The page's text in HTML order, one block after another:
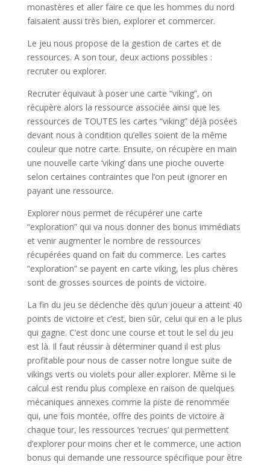
monastères et aller faire ce que les hommes du nord
faisaient aussi très bien, explorer et commercer.
Le jeu nous propose de la gestion de cartes et de
ressources. A son tour, deux actions possibles :
recruter ou explorer.
Recruter équivaut à poser une carte “viking”, on
récupère alors la ressource associée ainsi que les
ressources de TOUTES les cartes “viking” déjà posées
devant nous à condition qu’elles soient de la même
couleur que notre carte. Ensuite, on récupère en main
une nouvelle carte ‘viking’ dans une pioche ouverte
selon certaines contraintes que l’on peut ignorer en
payant une ressource.
Explorer nous permet de récupérer une carte
“exploration” qui va nous donner des bonus immédiats
et venir augmenter le nombre de ressources
récupérées quand on fait du commerce. Les cartes
“exploration” se payent en carte viking, les plus chères
sont de grosses sources de points de victoire.
La fin du jeu se déclenche dès qu’un joueur a atteint 40
points de victoire et c’est, bien sûr, celui qui en a le plus
qui gagne. C’est donc une course et tout le sel du jeu
est là. Il faut réussir à déterminer quand il est plus
profitable pour nous de casser notre longue suite de
vikings verts ou violets pour aller explorer. Même si le
calcul est rendu plus complexe en raison de quelques
mécaniques annexes comme la piste de renommée
qui, une fois montée, offre des points de victoire à
chaque tour, les ressources ‘recrues’ qui permettent
d’explorer pour moins cher et le commerce, une action
bonus qui demande une ressource spécifique pour être